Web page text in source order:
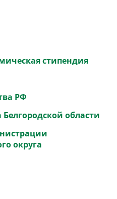
стипендия
РФ
области
округа